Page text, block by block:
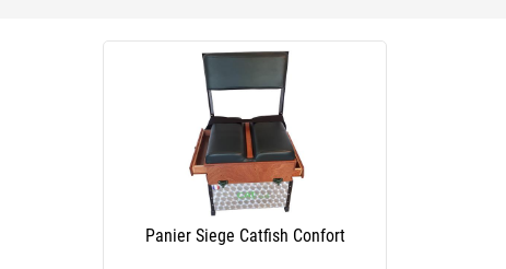
Panier Siege Catfish Confort